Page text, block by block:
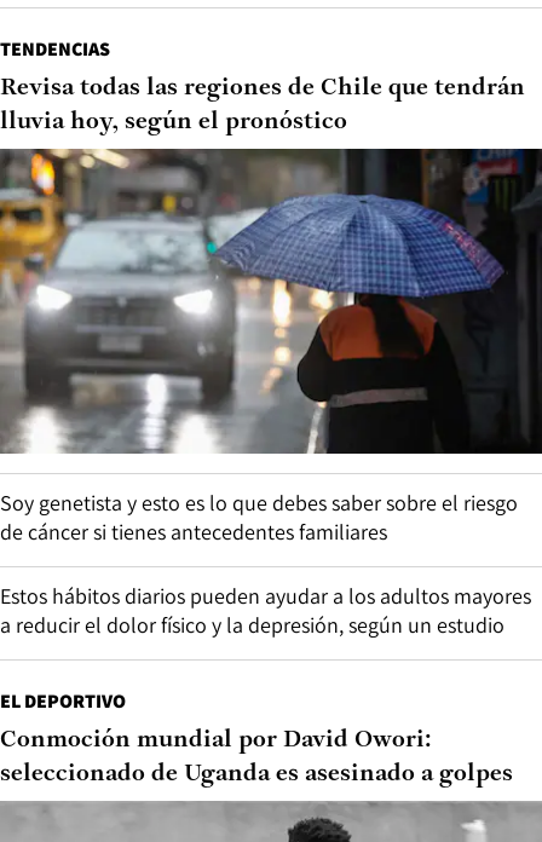
TENDENCIAS
Revisa todas las regiones de Chile que tendrán
lluvia hoy, según el pronóstico
Soy genetista y esto es lo que debes saber sobre el riesgo
de cáncer si tienes antecedentes familiares
Estos hábitos diarios pueden ayudar a los adultos mayores
a reducir el dolor físico y la depresión, según un estudio
EL DEPORTIVO
Conmoción mundial por David Owori:
seleccionado de Uganda es asesinado a golpes